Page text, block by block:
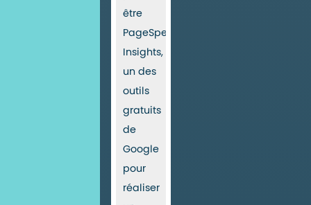
être
PageSpeed
Insights,
un des
outils
gratuits
de
Google
pour
réaliser